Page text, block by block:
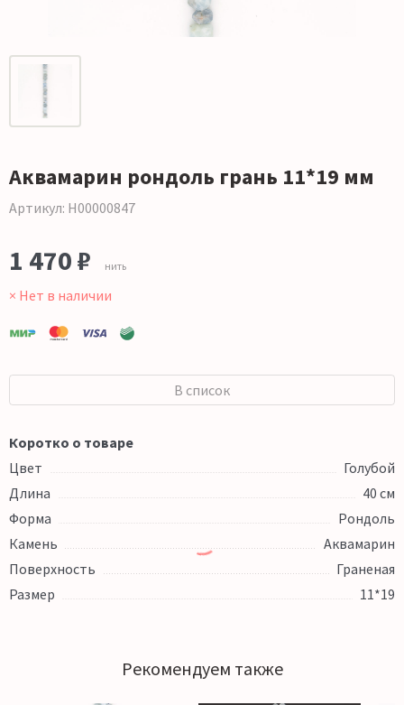
Аквамарин рондоль грань 11*19 мм
Артикул: Н00000847
1 470 ₽ нить
× Нет в наличии
В список
Коротко о товаре
Цвет
Голубой
Длина
40 см
Форма
Рондоль
Камень
Аквамарин
Поверхность
Граненая
Размер
11*19
Рекомендуем также